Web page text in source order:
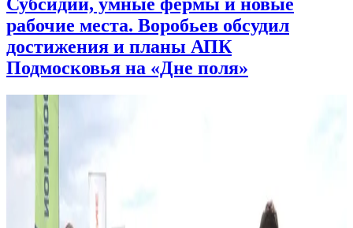
Субсидии, умные фермы и новые
рабочие места. Воробьев обсудил
достижения и планы АПК
Подмосковья на «Дне поля»